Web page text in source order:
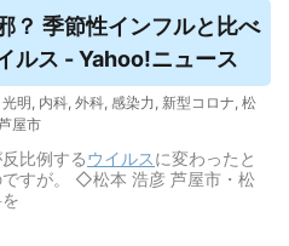
？ 季節性インフルと比べ
ルス - Yahoo!ニュース
光明, 内科, 外科, 感染力, 新型コロナ, 松
屋市
比例するウイルスに変わったと
すが。 ◇松本 浩彦 芦屋市・松